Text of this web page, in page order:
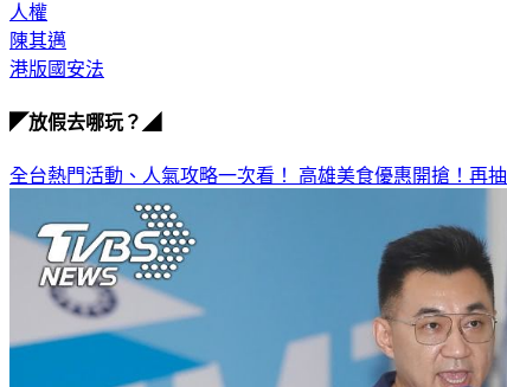
人權
陳其邁
港版國安法
◤放假去哪玩？◢
全台熱門活動、人氣攻略一次看！ 高雄美食優惠開搶！再